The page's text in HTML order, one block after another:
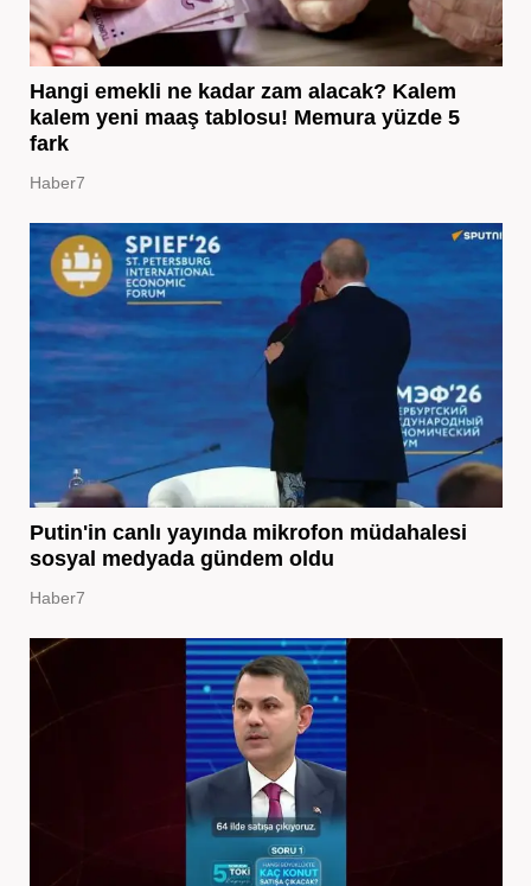
Hangi emekli ne kadar zam alacak? Kalem
kalem yeni maaş tablosu! Memura yüzde 5
fark
Haber7
Putin'in canlı yayında mikrofon müdahalesi
sosyal medyada gündem oldu
Haber7